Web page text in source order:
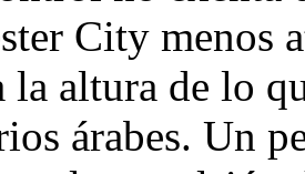
City menos
la altura de lo
árabes. Un